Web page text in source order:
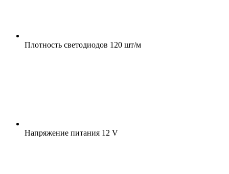
Плотность светодиодов 120 шт/м
Напряжение питания 12 V